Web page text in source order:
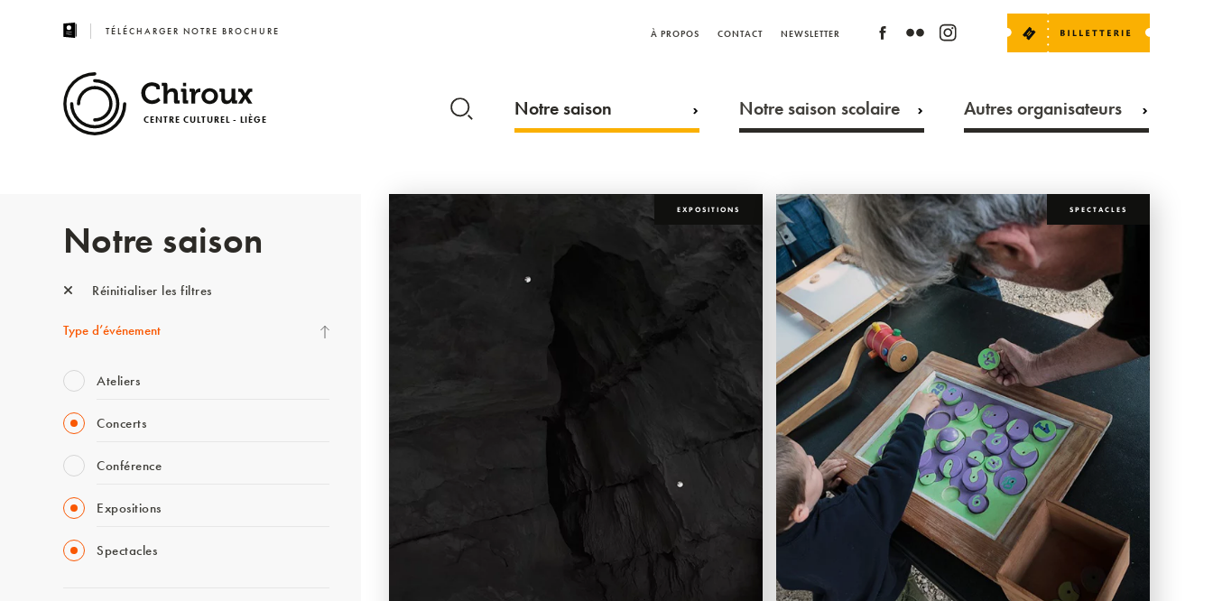
TÉLÉCHARGER NOTRE BROCHURE À PROPOS CONTACT NEWSLETTER
CENTRE CULTUREL - LIÈGE Notre saison Notre saison scolaire Autres organisateurs
Notre saison
Réinitialiser les filtres
Type d’événement
Ateliers
Concerts
Conférence
Expositions
Spectacles
EXPOSITIONS SPECTACLES